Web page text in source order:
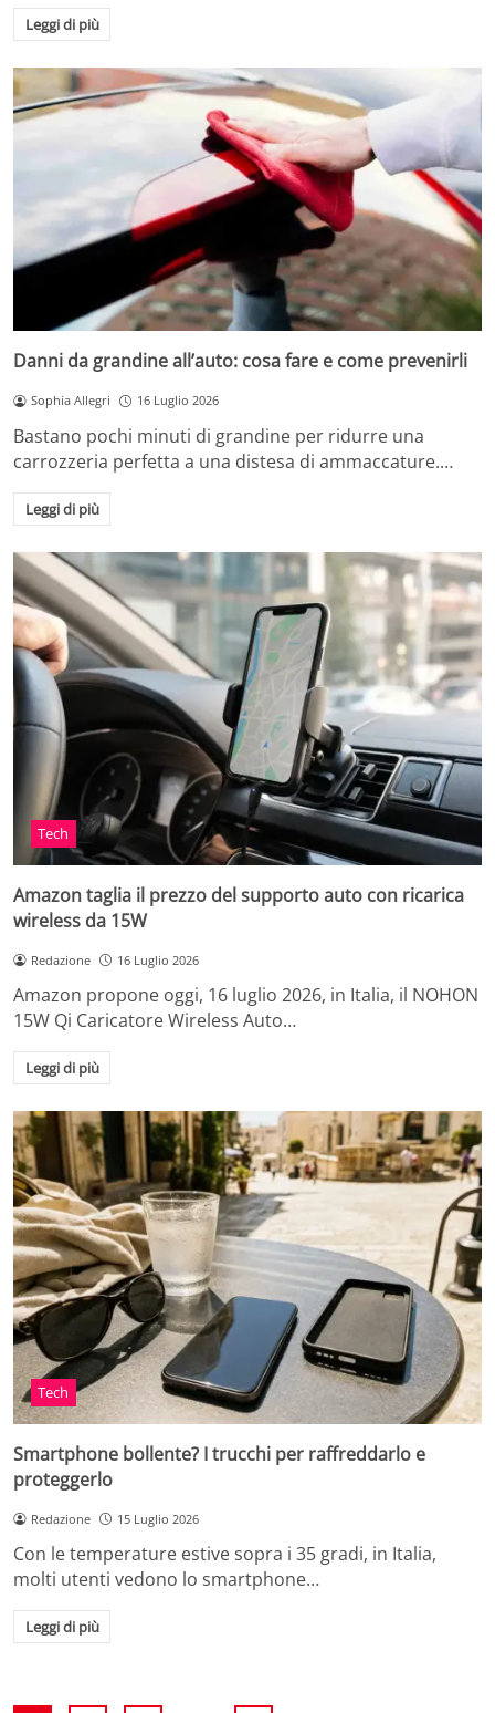
Leggi di più
Danni da grandine all’auto: cosa fare e come prevenirli
Sophia Allegri 16 Luglio 2026
Bastano pochi minuti di grandine per ridurre una
carrozzeria perfetta a una distesa di ammaccature.…
Leggi di più
Tech
Amazon taglia il prezzo del supporto auto con ricarica
wireless da 15W
Redazione 16 Luglio 2026
Amazon propone oggi, 16 luglio 2026, in Italia, il NOHON
15W Qi Caricatore Wireless Auto…
Leggi di più
Tech
Smartphone bollente? I trucchi per raffreddarlo e
proteggerlo
Redazione 15 Luglio 2026
Con le temperature estive sopra i 35 gradi, in Italia,
molti utenti vedono lo smartphone…
Leggi di più